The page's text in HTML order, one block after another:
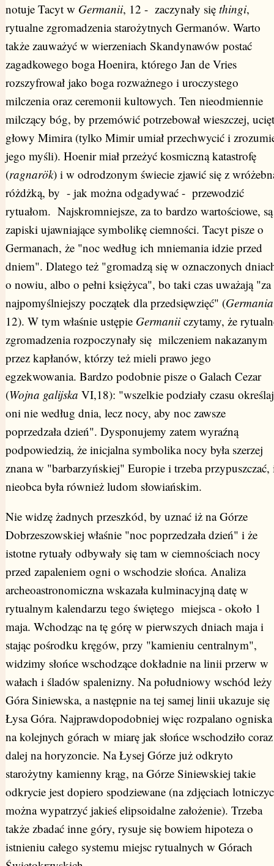
notuje Tacyt w Germanii, 12 - zaczynały się thingi,
rytualne zgromadzenia starożytnych Germanów. Warto
także zauważyć w wierzeniach Skandynawów postać
zagadkowego boga Hoenira, którego Jan de Vries
rozszyfrował jako boga rozważnego i uroczystego
milczenia oraz ceremonii kultowych. Ten nieodmiennie
milczący bóg, by przemówić potrzebował wieszczej,
głowy Mimira (tylko Mimir umiał przechwycić i
jego myśli). Hoenir miał przeżyć kosmiczną katastrofę
(ragnarök) i w odrodzonym świecie zjawić się z
różdżką, by - jak można odgadywać - przewodzić
rytuałom. Najskromniejsze, za to bardzo wartościowe, są
zapiski ujawniające symbolikę ciemności. Tacyt pisze o
Germanach, że "noc według ich mniemania idzie przed
dniem". Dlatego też "gromadzą się w oznaczonych
o nowiu, albo o pełni księżyca", bo taki czas uważają "za
najpomyślniejszy początek dla przedsięwzięć" (Germania
12). W tym właśnie ustępie Germaniiczytamy, że
zgromadzenia rozpoczynały się milczeniem nakazanym
przez kapłanów, którzy też mieli prawo jego
egzekwowania. Bardzo podobnie pisze o Galach Cezar
(Wojna galijska VI,18): "wszelkie podziały czasu
oni nie według dnia, lecz nocy, aby noc zawsze
poprzedzała dzień". Dysponujemy zatem wyraźną
podpowiedzią, że inicjalna symbolika nocy była szerzej
znana w "barbarzyńskiej" Europie i trzeba przypuszczać,
nieobca była również ludom słowiańskim.
Nie widzę żadnych przeszkód, by uznać iż na Górze
Dobrzeszowskiej właśnie "noc poprzedzała dzień" i że
istotne rytuały odbywały się tam w ciemnościach nocy
przed zapaleniem ogni o wschodzie słońca. Analiza
archeoastronomiczna wskazała kulminacyjną datę w
rytualnym kalendarzu tego świętego miejsca - około 1
maja. Wchodząc na tę górę w pierwszych dniach maja i
stając pośrodku kręgów, przy "kamieniu centralnym",
widzimy słońce wschodzące dokładnie na linii przerw w
wałach i śladów spalenizny. Na południowy wschód leży
Góra Siniewska, a następnie na tej samej linii ukazuje się
Łysa Góra. Najprawdopodobniej więc rozpalano ogniska
na kolejnych górach w miarę jak słońce wschodziło coraz
dalej na horyzoncie. Na Łysej Górze już odkryto
starożytny kamienny krąg, na Górze Siniewskiej takie
odkrycie jest dopiero spodziewane (na zdjęciach
można wypatrzyć jakieś elipsoidalne założenie). Trzeba
także zbadać inne góry, rysuje się bowiem hipoteza o
istnieniu całego systemu miejsc rytualnych w Górach